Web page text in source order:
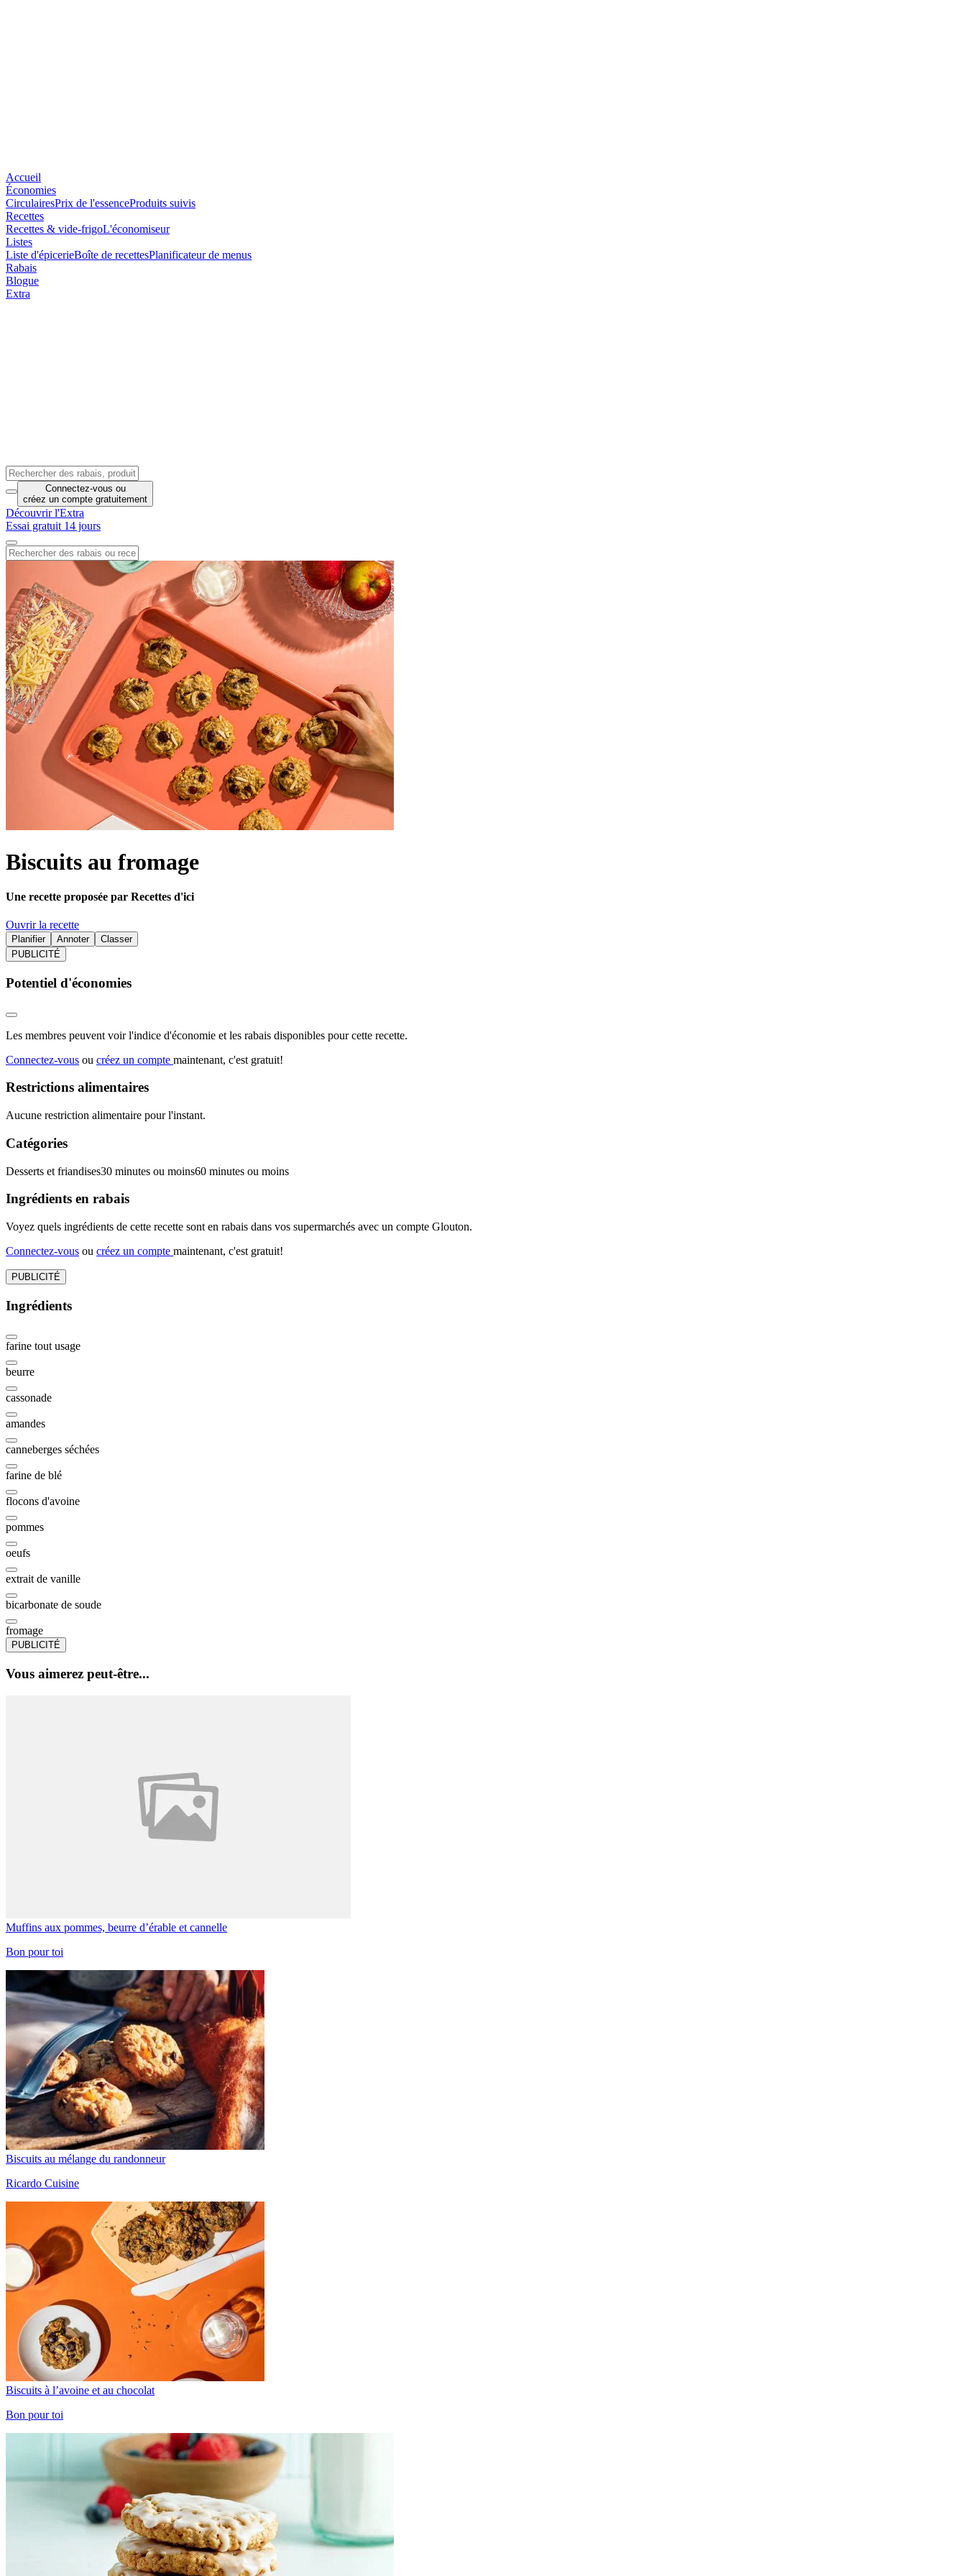
Accueil
Économies
CirculairesPrix de l'essenceProduits suivis
Recettes
Recettes & vide-frigoL'économiseur
Listes
Liste d'épicerieBoîte de recettesPlanificateur de menus
Rabais
Blogue
Extra
Connectez-vous ou
créez un compte gratuitement
Découvrir l'Extra
Essai gratuit 14 jours
Biscuits au fromage
Une recette proposée par Recettes d'ici
Ouvrir la recette
Planifier Annoter
Classer
PUBLICITÉ
Potentiel d'économies
Les membres peuvent voir l'indice d'économie et les rabais disponibles pour cette recette.
Connectez-vous ou créez un compte maintenant, c'est gratuit!
Restrictions alimentaires
Aucune restriction alimentaire pour l'instant.
Catégories
Desserts et friandises30 minutes ou moins60 minutes ou moins
Ingrédients en rabais
Voyez quels ingrédients de cette recette sont en rabais dans vos supermarchés avec un compte Glouton.
Connectez-vous ou créez un compte maintenant, c'est gratuit!
PUBLICITÉ
Ingrédients
farine tout usage
beurre
cassonade
amandes
canneberges séchées
farine de blé
flocons d'avoine
pommes
oeufs
extrait de vanille
bicarbonate de soude
fromage
PUBLICITÉ
Vous aimerez peut-être...
Muffins aux pommes, beurre d’érable et cannelle
Bon pour toi
Biscuits au mélange du randonneur
Ricardo Cuisine
Biscuits à l’avoine et au chocolat
Bon pour toi